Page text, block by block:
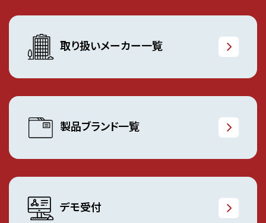
取り扱いメーカー一覧
製品ブランド一覧
デモ受付